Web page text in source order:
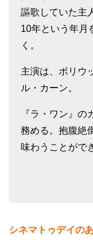
謳歌していた主
10年という年月
く。
主演は、ボリウ
ル・カーン。
『ラ・ワン』
務める。抱腹絶
味わうことがで
シネマトゥデイの